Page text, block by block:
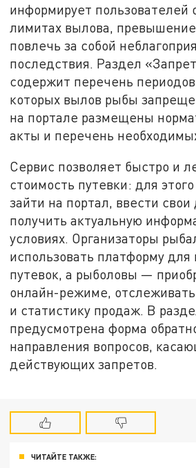
информирует пользователей
лимитах вылова,
повлечь за собой
последствия. Раздел
содержит перечень
которых вылов рыбы
на портале размещены
акты и перечень
Сервис позволяет быстро и
стоимость путевки: для
зайти на портал, ввести
получить актуальную
условиях. Организаторы
использовать платформу
путевок, а рыболовы —
онлайн-режиме,
и статистику продаж. В
предусмотрена форма
направления вопросов,
действующих запретов.
ЧИТАЙТЕ ТАКЖЕ: